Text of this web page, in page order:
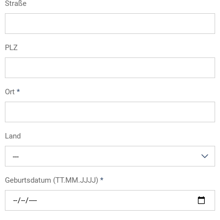
Straße
PLZ
Ort *
Land
---
Geburtsdatum (TT.MM.JJJJ) *